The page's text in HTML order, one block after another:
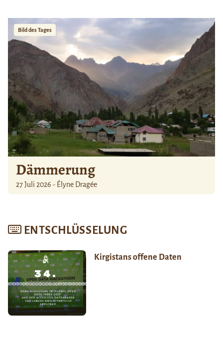
Bild des Tages
Dämmerung
27 Juli 2026 - Élyne Dragée
ENTSCHLÜSSELUNG
Kirgistans offene Daten